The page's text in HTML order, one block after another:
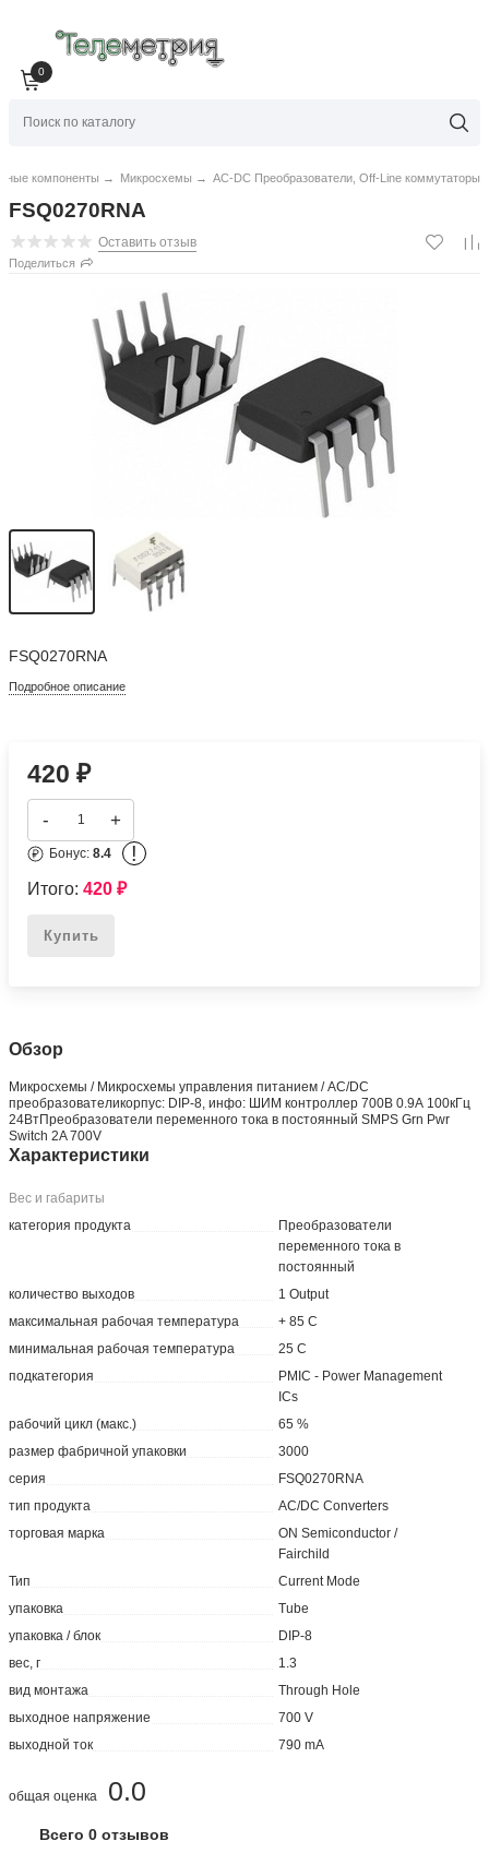
0
компоненты → Микросхемы → AC-DC Преобразователи, Off-Line коммутаторы
FSQ0270RNA
Оставить отзыв
Поделиться
FSQ0270RNA
Подробное описание
420₽
- +
Бонус:8.4 !
Итого:420₽
Купить
Обзор
Микросхемы / Микросхемы управления питанием / AC/DC
преобразователикорпус: DIP-8, инфо: ШИМ контроллер 700В 0.9А 100кГц
24ВтПреобразователи переменного тока в постоянный SMPS Grn Pwr
Switch 2A 700V
Характеристики
Вес и габариты
категория продукта
Преобразователи
переменного тока в
постоянный
количество выходов
1 Output
максимальная рабочая температура
+ 85 C
минимальная рабочая температура
25 C
подкатегория
PMIC - Power Management
ICs
рабочий цикл (макс.)
65 %
размер фабричной упаковки
3000
серия
FSQ0270RNA
тип продукта
AC/DC Converters
торговая марка
ON Semiconductor /
Fairchild
Тип
Current Mode
упаковка
Tube
упаковка / блок
DIP-8
вес, г
1.3
вид монтажа
Through Hole
выходное напряжение
700 V
выходной ток
790 mA
0.0
общая оценка
Всего 0 отзывов